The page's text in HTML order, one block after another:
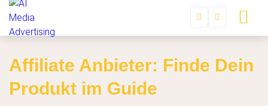
Affiliate Anbieter: Finde Dein
Produkt im Guide